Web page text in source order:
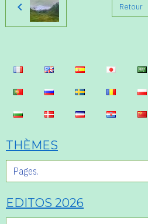
Retour
THÈMES
EDITOS 2026